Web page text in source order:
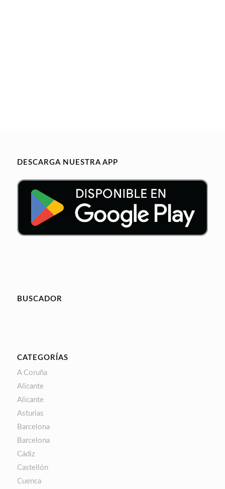
DESCARGA NUESTRA APP
BUSCADOR
CATEGORÍAS
A Coruña
Alicante
Alicante
Asturias
Barcelona
Barcelona
Cádiz
Castellón
Cuenca